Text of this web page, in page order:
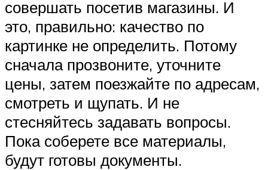
совершать посетив магазины. И
это, правильно: качество по
картинке не определить. Потому
сначала прозвоните, уточните
цены, затем поезжайте по адресам,
смотреть и щупать. И не
стесняйтесь задавать вопросы.
Пока соберете все материалы,
будут готовы документы.